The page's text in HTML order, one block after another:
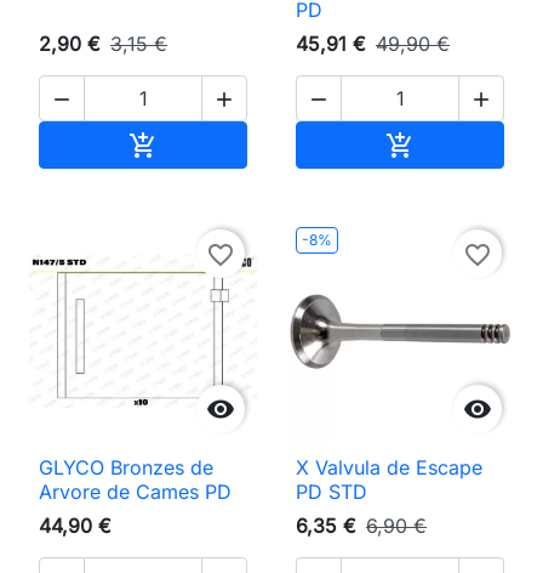
2,90 € 3,15 €
 

PD
45,91 € 49,90 €
 


favorite_border
GLYCO Bronzes de
Arvore de Cames PD
44,90 €
-8%

favorite_border
X Valvula de Escape
PD STD
6,35 € 6,90 €